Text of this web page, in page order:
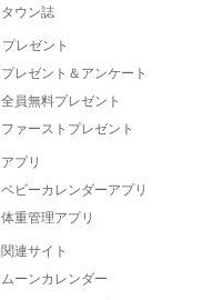
タウン誌
プレゼント
プレゼント＆アンケート
全員無料プレゼント
ファーストプレゼント
アプリ
ベビーカレンダーアプリ
体重管理アプリ
関連サイト
ムーンカレンダー